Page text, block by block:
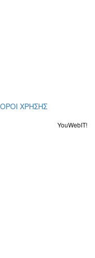
ΟΡΟΙ ΧΡΗΣΗΣ
YouWebIT!